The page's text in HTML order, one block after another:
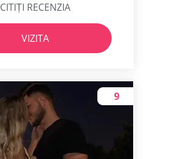
CITIȚI RECENZIA
VIZITA
9